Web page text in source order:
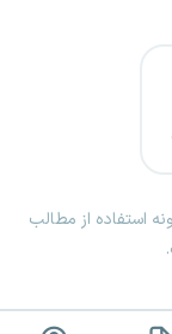
استفاده از مطالب